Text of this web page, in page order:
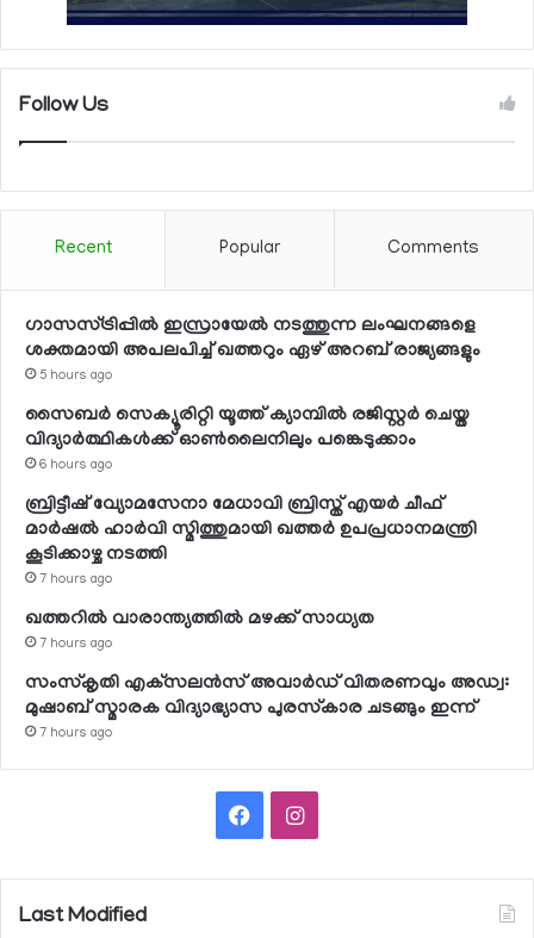
Follow Us
Recent Popular Comments
ഗാസസ്ട്രിപ്പില്‍ ഇസ്രായേല്‍ നടത്തുന്ന ലംഘനങ്ങളെ
ശക്തമായി അപലപിച്ച് ഖത്തറും ഏഴ് അറബ് രാജ്യങ്ങളും
5 hours ago
സൈബര്‍ സെക്യൂരിറ്റി യൂത്ത് ക്യാമ്പില്‍ രജിസ്റ്റര്‍ ചെയ്ത
വിദ്യാര്‍ത്ഥികള്‍ക്ക് ഓണ്‍ലൈനിലും പങ്കെടുക്കാം
6 hours ago
ബ്രിട്ടീഷ് വ്യോമസേനാ മേധാവി ബ്രിസ്ത് എയര്‍ ചീഫ്
മാര്‍ഷല്‍ ഹാര്‍വി സ്മിത്തുമായി ഖത്തര്‍ ഉപപ്രധാനമന്ത്രി
കൂടിക്കാഴ്ച നടത്തി
7 hours ago
ഖത്തറില്‍ വാരാന്ത്യത്തില്‍ മഴക്ക് സാധ്യത
7 hours ago
സംസ്‌കൃതി എക്‌സലന്‍സ് അവാര്‍ഡ് വിതരണവും അഡ്വ:
മുഷാബ് സ്മാരക വിദ്യാഭ്യാസ പുരസ്‌കാര ചടങ്ങും ഇന്ന്
7 hours ago
FacebookInstagram
Last Modified